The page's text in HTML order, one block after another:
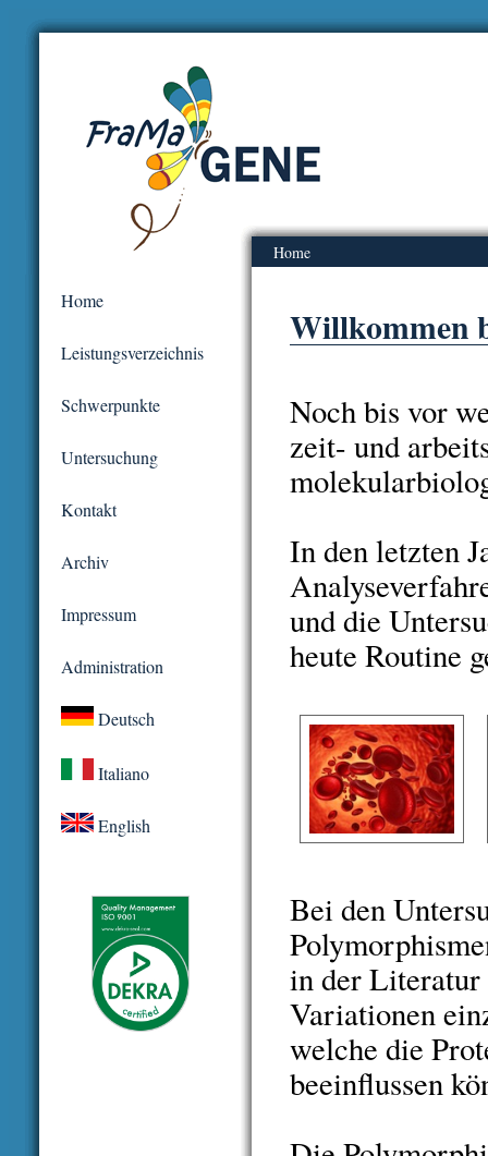
Home
Home
Leistungsverzeichnis
Schwerpunkte
Untersuchung
Kontakt
Archiv
Impressum
Administration
Deutsch
Italiano
English
Willkommen
Noch bis vor
zeit- und
In den letzten
und die
heute Routine
Bei den
in der Literatur
Variationen
welche die
beeinflussen